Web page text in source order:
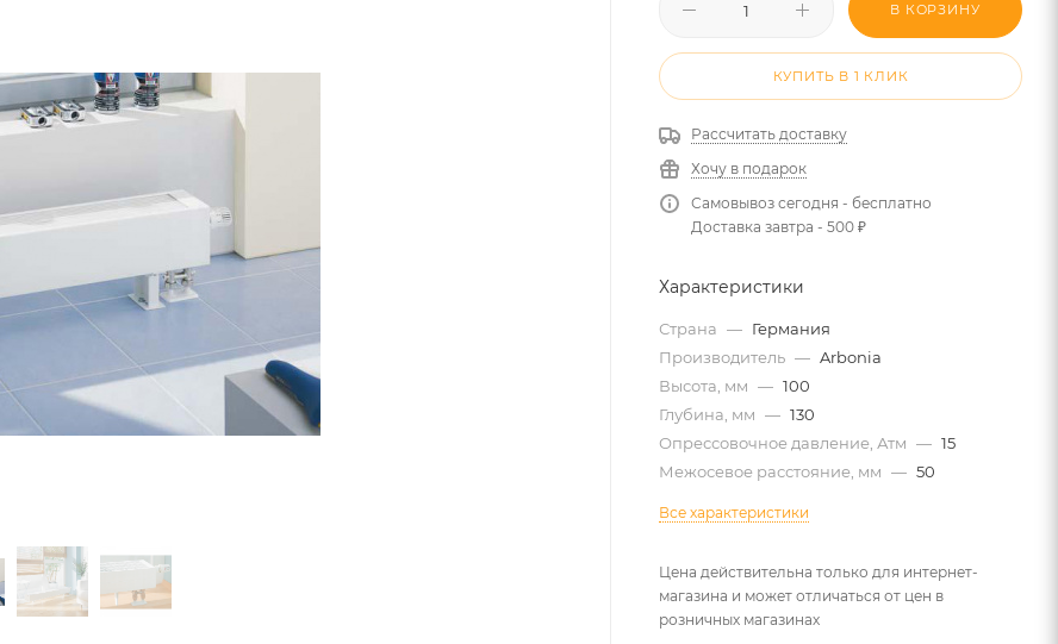
В КОРЗИНУ
КУПИТЬ В 1 КЛИК
Рассчитать доставку
Хочу в подарок
Самовывоз сегодня - бесплатно
Доставка завтра - 500 ₽
Характеристики
Страна — Германия
Производитель — Arbonia
Высота, мм — 100
Глубина, мм — 130
Опрессовочное давление, Атм — 15
Межосевое расстояние, мм — 50
Все характеристики
Цена действительна только для интернет-
магазина и может отличаться от цен в
розничных магазинах